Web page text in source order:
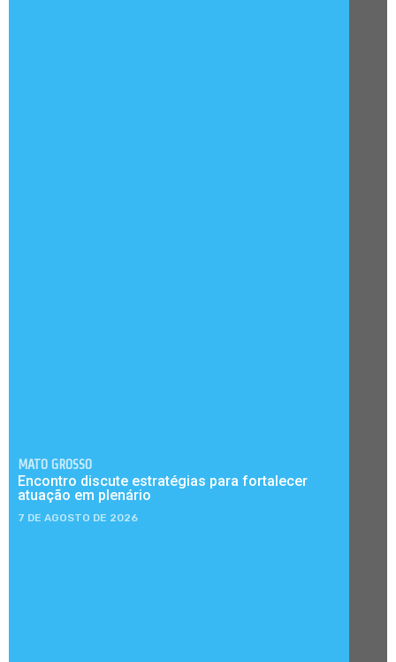
MATO GROSSO
Encontro discute estratégias para fortalecer
atuação em plenário
7 DE AGOSTO DE 2026